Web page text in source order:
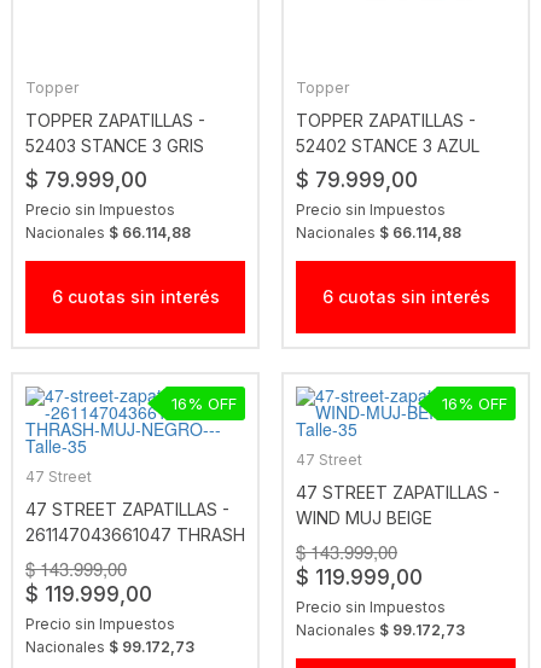
Topper
TOPPER ZAPATILLAS -
52403 STANCE 3 GRIS
BAR-BEIGE
$ 79.999,00
Precio sin Impuestos
Nacionales $ 66.114,88
6 cuotas sin interés
Topper
TOPPER ZAPATILLAS -
52402 STANCE 3 AZUL
POND-CELESTE
$ 79.999,00
Precio sin Impuestos
Nacionales $ 66.114,88
6 cuotas sin interés
47 Street
47 STREET ZAPATILLAS -
261147043661047 THRASH
MUJ NEGRO
$ 143.999,00
$ 119.999,00
Precio sin Impuestos
Nacionales $ 99.172,73
16
47 Street
47 STREET ZAPATILLAS -
WIND MUJ BEIGE
$ 143.999,00
$ 119.999,00
Precio sin Impuestos
Nacionales $ 99.172,73
16